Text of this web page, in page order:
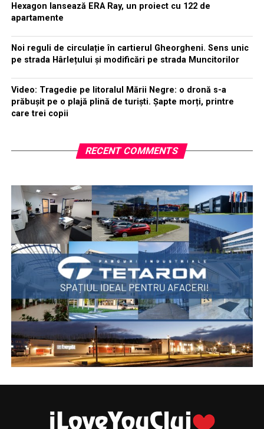
Hexagon lansează ERA Ray, un proiect cu 122 de
apartamente
Noi reguli de circulație în cartierul Gheorgheni. Sens unic
pe strada Hârlețului și modificări pe strada Muncitorilor
Video: Tragedie pe litoralul Mării Negre: o dronă s-a
prăbușit pe o plajă plină de turiști. Șapte morți, printre
care trei copii
RECENT COMMENTS